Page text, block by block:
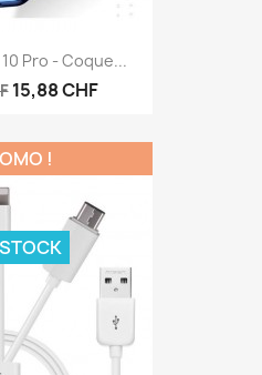
Pro - Coque...
15,88 CHF
!